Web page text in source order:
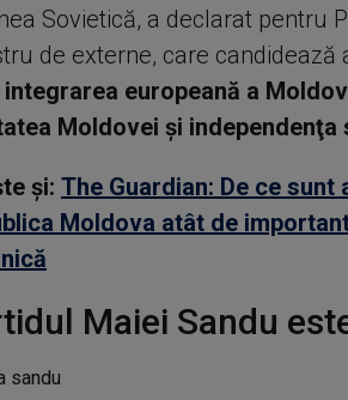
Sovietică, a declarat pentru
de externe, care candidează
europeană a
Moldovei şi independenţa
și: The Guardian: De ce
Moldova atât de
Maiei Sandu